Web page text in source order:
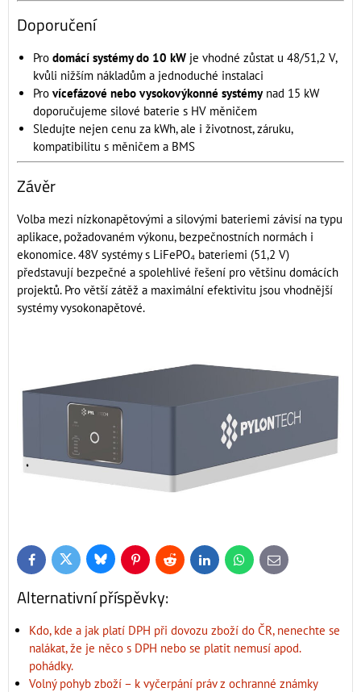
Doporučení
Pro domácí systémy do 10 kW je vhodné zůstat u 48/51,2 V,
kvůli nižším nákladům a jednoduché instalaci
Pro vícefázové nebo vysokovýkonné systémynad 15 kW
doporučujeme silové baterie s HV měničem
Sledujte nejen cenu za kWh, ale i životnost, záruku,
kompatibilitu s měničem a BMS
Závěr
Volba mezi nízkonapětovými a silovými bateriemi závisí na typu
aplikace, požadovaném výkonu, bezpečnostních normách i
ekonomice. 48V systémy s LiFePO₄ bateriemi (51,2 V)
představují bezpečné a spolehlivé řešení pro většinu domácích
projektů. Pro větší zátěž a maximální efektivitu jsou vhodnější
systémy vysokonapětové.
FacebookTwitter BlueskyPinterestReddit LinkedInWhatsApp
E-
mail
Alternativní příspěvky:
Kdo, kde a jak platí DPH při dovozu zboží do ČR, nenechte se
nalákat, že je něco s DPH nebo se platit nemusí apod.
pohádky.
Volný pohyb zboží – k vyčerpání práv z ochranné známky